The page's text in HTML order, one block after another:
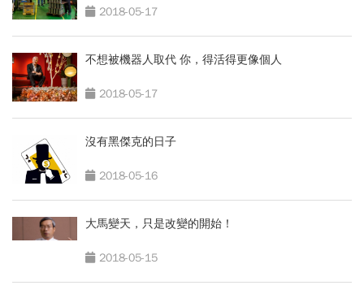
2018-05-17
不想被機器人取代 你，得活得更像個人
2018-05-17
沒有黑傑克的日子
2018-05-16
大馬變天，只是改變的開始！
2018-05-15